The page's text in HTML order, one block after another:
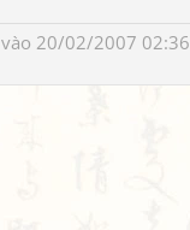
vào 20/02/2007 02:36